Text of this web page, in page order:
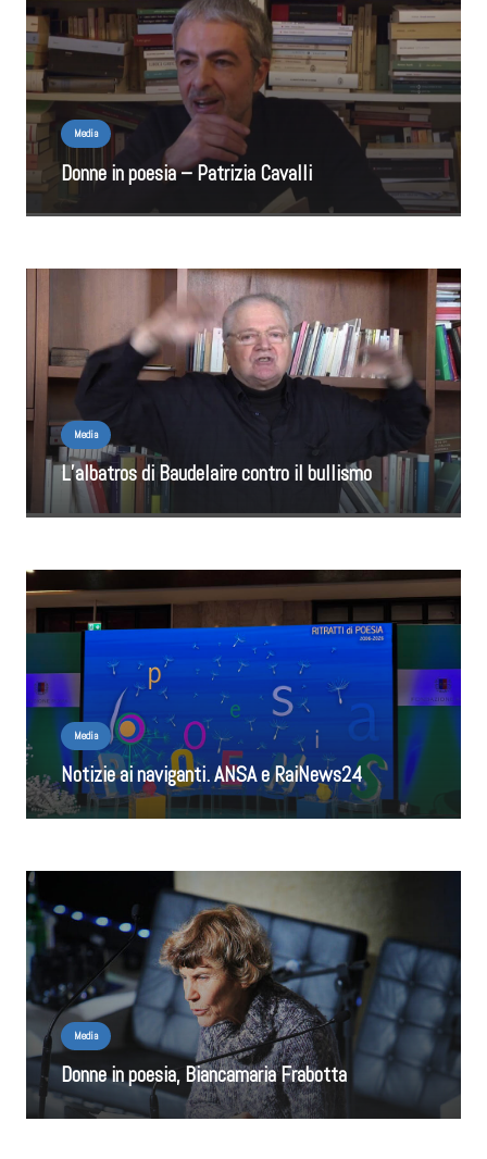
Media
Donne in poesia – Patrizia Cavalli
Media
L’albatros di Baudelaire contro il bullismo
Media
Notizie ai naviganti. ANSA e RaiNews24
Media
Donne in poesia, Biancamaria Frabotta